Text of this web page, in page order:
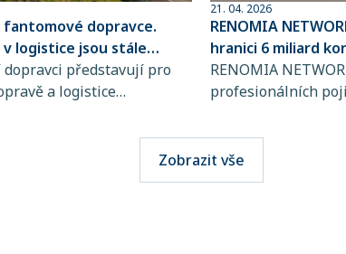
fantomové dopravce.
v logistice jsou stále
dopravci představují pro
a logistice
jsou totiž stále obtížněji
Přitom stačí jediná
výběru přepravce a škody
21. 04. 2026
RENOMIA
hranici 6 miliard
spravovaného
RENOMIA
profesionálních
RENOMIA GROUP,
významného
pojistného, které
Zobrazit vše